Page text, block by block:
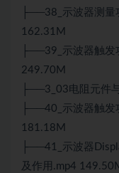
├──38_示波器测量
162.31M
├──39_示波器触发
249.70M
├──3_03电阻元件
├──40_示波器触发
181.18M
├──41_示波器
及作用.mp4